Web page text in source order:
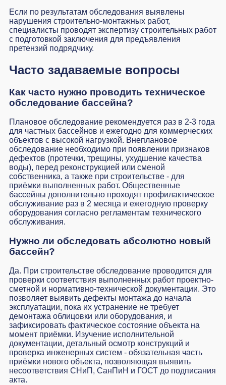
Если по результатам обследования выявлены
нарушения строительно-монтажных работ,
специалисты проводят экспертизу строительных работ
с подготовкой заключения для предъявления
претензий подрядчику.
Часто задаваемые вопросы
Как часто нужно проводить техническое
обследование бассейна?
Плановое обследование рекомендуется раз в 2-3 года
для частных бассейнов и ежегодно для коммерческих
объектов с высокой нагрузкой. Внеплановое
обследование необходимо при появлении признаков
дефектов (протечки, трещины, ухудшение качества
воды), перед реконструкцией или сменой
собственника, а также при строительстве - для
приёмки выполненных работ. Общественные
бассейны дополнительно проходят профилактическое
обслуживание раз в 2 месяца и ежегодную проверку
оборудования согласно регламентам технического
обслуживания.
Нужно ли обследовать абсолютно новый
бассейн?
Да. При строительстве обследование проводится для
проверки соответствия выполненных работ проектно-
сметной и нормативно-технической документации. Это
позволяет выявить дефекты монтажа до начала
эксплуатации, пока их устранение не требует
демонтажа облицовки или оборудования, и
зафиксировать фактическое состояние объекта на
момент приёмки. Изучение исполнительной
документации, детальный осмотр конструкций и
проверка инженерных систем - обязательная часть
приёмки нового объекта, позволяющая выявить
несоответствия СНиП, СанПиН и ГОСТ до подписания
акта.